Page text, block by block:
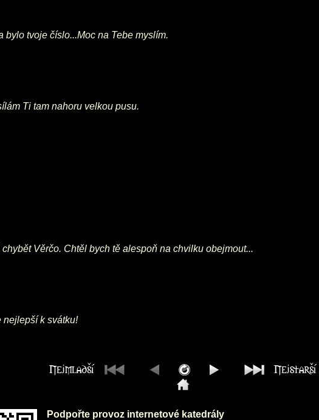
bylo tvoje číslo...Moc na Tebe myslím.
Ti tam nahoru velkou pusu.
Věrčo. Chtěl bych tě alespoň na chvilku obejmout...
nejlepší k svátku!
Podpořte provoz internetové katedrály